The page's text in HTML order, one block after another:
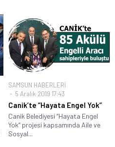
SAMSUN HABERLERİ
5 Aralık 2019 17:43
Canik’te “Hayata Engel Yok”
Canik Belediyesi “Hayata Engel
Yok” projesi kapsamında Aile ve
Sosyal...